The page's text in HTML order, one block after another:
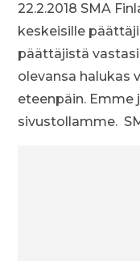
22.2.2018 SMA
keskeisille
päättäjistä
olevansa halukas
eteenpäin. Emme
sivustollamme.